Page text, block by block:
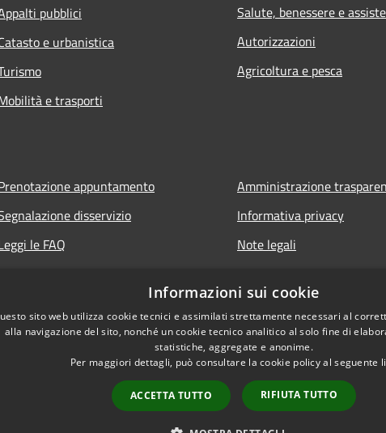
pubblici
e urbanistica
e trasporti
Salute, benessere e
Autorizzazioni
Agricoltura e pesca
appuntamento
disservizio
le FAQ
Amministrazione
Informativa privacy
Note legali
Informazioni sui cookie
sito web utilizza cookie tecnici e assimilati strettamente necessari al
alla navigazione del sito, nonché un cookie tecnico analitico al solo fine di
statistiche, aggregate e anonime.
Per maggiori dettagli, può consultare la cookie policy al seguente
ACCETTA TUTTO RIFIUTA TUTTO